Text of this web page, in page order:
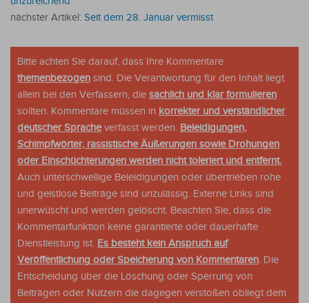
nächster Artikel: Seit dem 28. Januar vermisst
Bitte achten Sie darauf, dass Ihre Kommentare
themenbezogen sind. Die Verantwortung für den Inhalt liegt
allein bei den Verfassern, die sachlich und klar formulieren
sollten. Kommentare müssen in korrekter und verständlicher
deutscher Spracheverfasst werden. Beleidigungen,
Schimpfwörter, rassistische Äußerungen sowie Drohungen
oder Einschüchterungen werden nicht toleriert und entfernt.
Auch unterschwellige Beleidigungen oder übertrieben rohe
und geistlose Beiträge sind unzulässig. Externe Links sind
unerwüscht und werden gelöscht. Beachten Sie, dass die
Kommentarfunktion keine garantierte oder dauerhafte
Dienstleistung ist. Es besteht kein Anspruch auf
Veröffentlichung oder Speicherung von Kommentaren. Die
Entscheidung über die Löschung oder Sperrung von
Beiträgen oder Nutzern die dagegen verstoßen obliegt dem